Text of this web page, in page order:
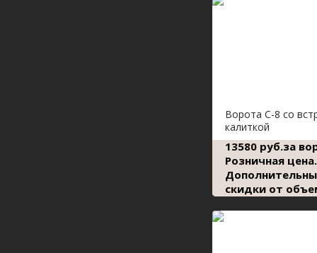
Ворота С-8 со
калиткой
13580 руб.за
Розничная цена.
скидки от